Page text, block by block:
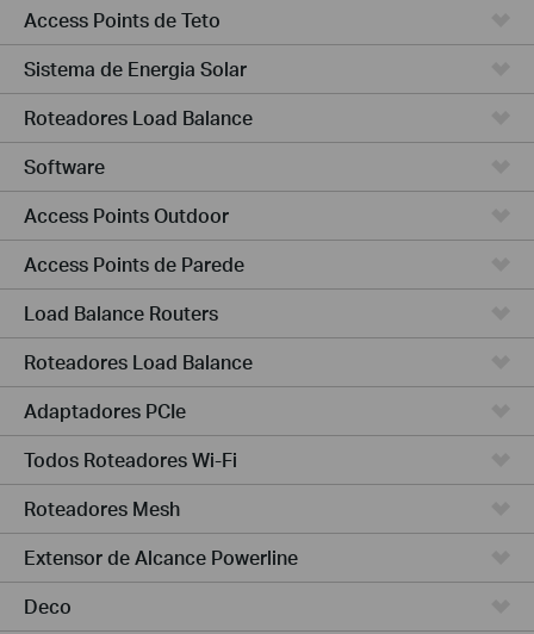
Access Points de Teto
Sistema de Energia Solar
Roteadores Load Balance
Software
Access Points Outdoor
Access Points de Parede
Load Balance Routers
Roteadores Load Balance
Adaptadores PCIe
Todos Roteadores Wi-Fi
Roteadores Mesh
Extensor de Alcance Powerline
Deco